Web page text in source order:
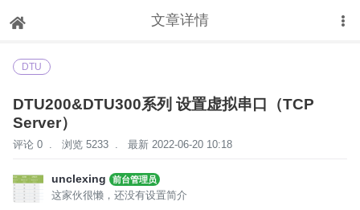
文章详情
下拉刷新
DTU
DTU200&DTU300系列 设置虚拟串口（TCP
Server）
评论 0 . 浏览 5233 . 最新 2022-06-20 10:18
unclexing 前台管理员
这家伙很懒，还没有设置简介